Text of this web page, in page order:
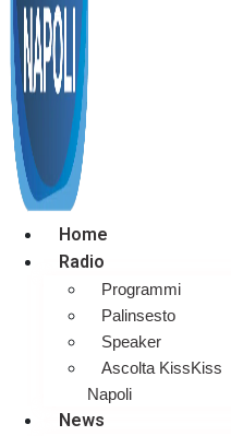
Home
Radio
Programmi
Palinsesto
Speaker
Ascolta KissKiss
Napoli
News